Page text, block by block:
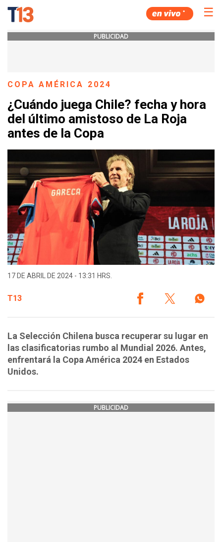
☰
PUBLICIDAD
COPA AMÉRICA 2024
¿Cuándo juega Chile? fecha y hora
del último amistoso de La Roja
antes de la Copa
17 DE ABRIL DE 2024 - 13:31 HRS.
T13
La Selección Chilena busca recuperar su lugar en
las clasificatorias rumbo al Mundial 2026. Antes,
enfrentará la Copa América 2024 en Estados
Unidos.
PUBLICIDAD